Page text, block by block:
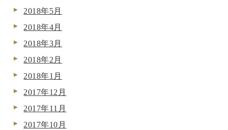
2018年5月
2018年4月
2018年3月
2018年2月
2018年1月
2017年12月
2017年11月
2017年10月